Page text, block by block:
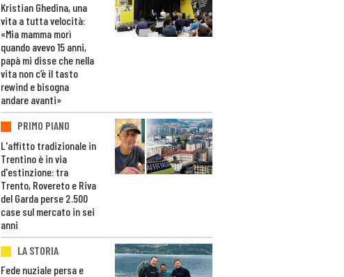
Kristian Ghedina, una
vita a tutta velocità:
«Mia mamma morì
quando avevo 15 anni,
papà mi disse che nella
vita non c’è il tasto
rewind e bisogna
andare avanti»
PRIMO PIANO
L'affitto tradizionale in
Trentino è in via
d'estinzione: tra
Trento, Rovereto e Riva
del Garda perse 2.500
case sul mercato in sei
anni
LA STORIA
Fede nuziale persa e